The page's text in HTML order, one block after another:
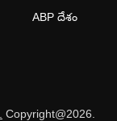
ABP దేశం
Copyright@2026.